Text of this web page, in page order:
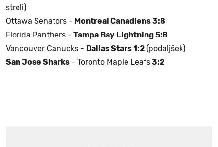
streli)
Ottawa Senators - Montreal Canadiens 3:8
Florida Panthers - Tampa Bay Lightning 5:8
Vancouver Canucks - Dallas Stars 1:2 (podaljšek)
San Jose Sharks - Toronto Maple Leafs3:2